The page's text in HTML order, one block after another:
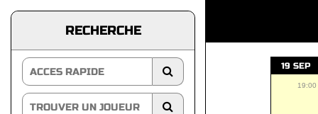
RECHERCHE
19 SEP
19:00